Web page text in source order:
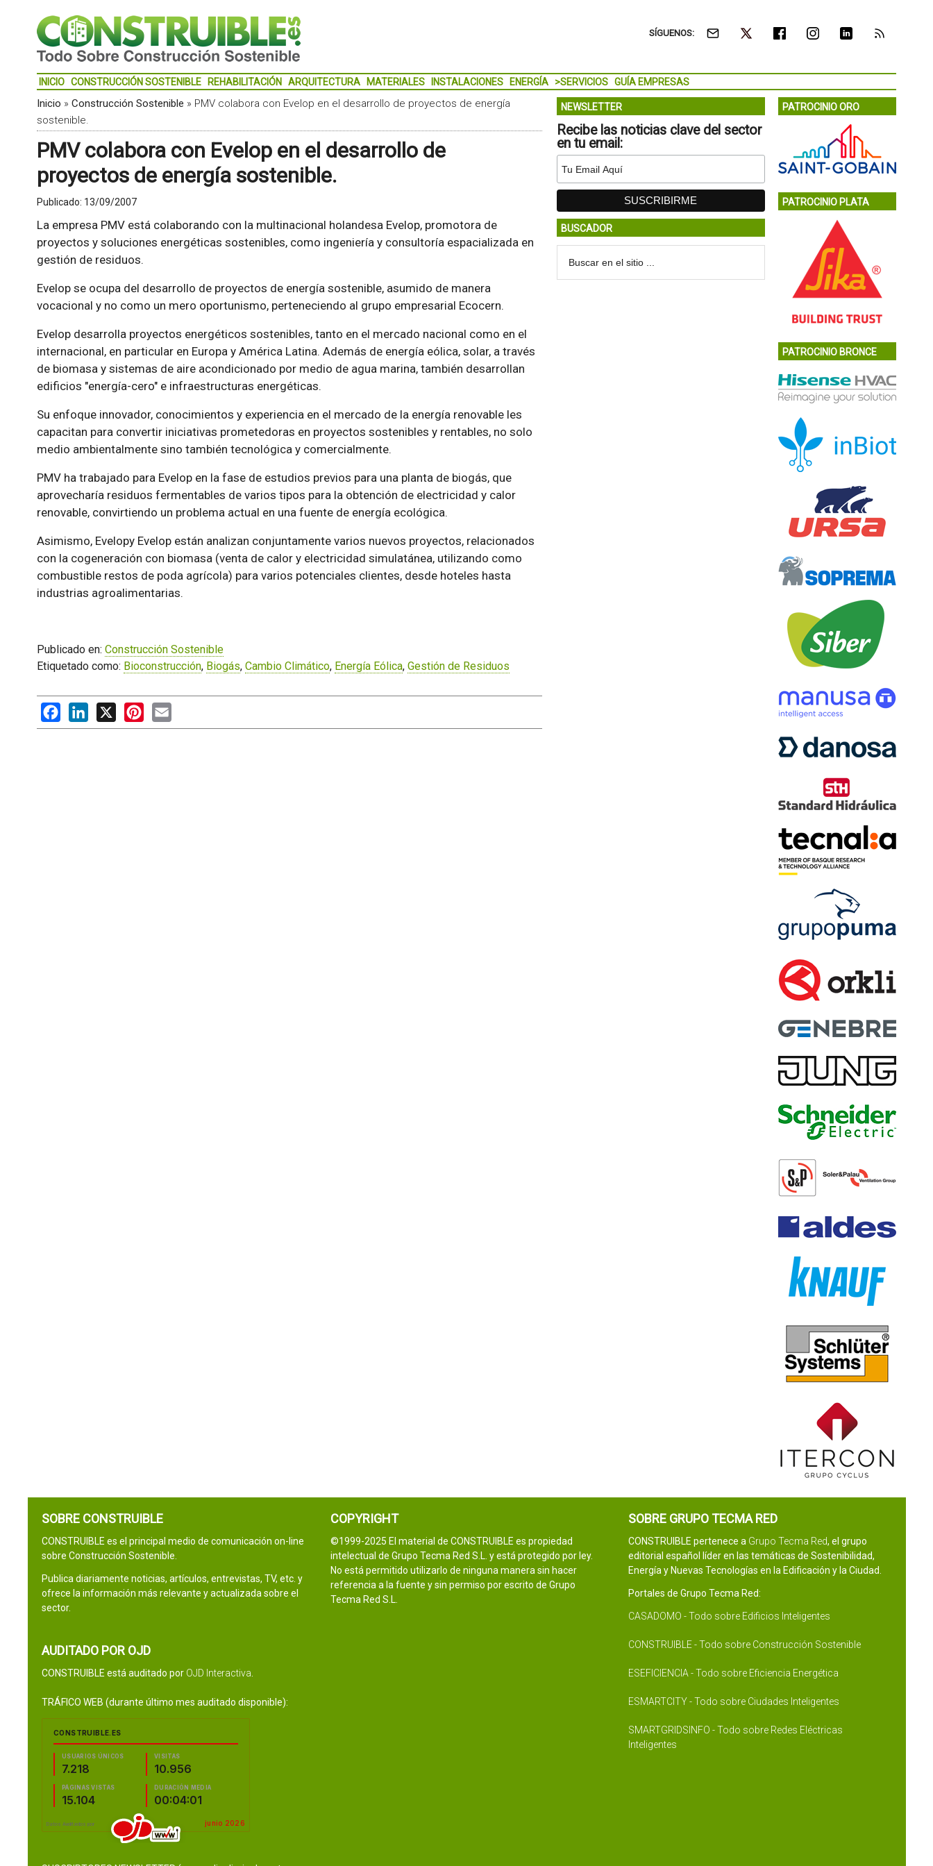
SÍGUENOS:
INICIO CONSTRUCCIÓN SOSTENIBLE REHABILITACIÓN ARQUITECTURA MATERIALES INSTALACIONES ENERGÍA >SERVICIOS GUÍA EMPRESAS
Inicio » Construcción Sostenible » PMV colabora con Evelop en el desarrollo de proyectos de energía
sostenible.
PMV colabora con Evelop en el desarrollo de
proyectos de energía sostenible.
Publicado: 13/09/2007
La empresa PMV está colaborando con la multinacional holandesa Evelop, promotora de
proyectos y soluciones energéticas sostenibles, como ingeniería y consultoría espacializada en
gestión de residuos.
Evelop se ocupa del desarrollo de proyectos de energía sostenible, asumido de manera
vocacional y no como un mero oportunismo, perteneciendo al grupo empresarial Ecocern.
Evelop desarrolla proyectos energéticos sostenibles, tanto en el mercado nacional como en el
internacional, en particular en Europa y América Latina. Además de energía eólica, solar, a través
de biomasa y sistemas de aire acondicionado por medio de agua marina, también desarrollan
edificios "energía-cero" e infraestructuras energéticas.
Su enfoque innovador, conocimientos y experiencia en el mercado de la energía renovable les
capacitan para convertir iniciativas prometedoras en proyectos sostenibles y rentables, no solo
medio ambientalmente sino también tecnológica y comercialmente.
PMV ha trabajado para Evelop en la fase de estudios previos para una planta de biogás, que
aprovecharía residuos fermentables de varios tipos para la obtención de electricidad y calor
renovable, convirtiendo un problema actual en una fuente de energía ecológica.
Asimismo, Evelopy Evelop están analizan conjuntamente varios nuevos proyectos, relacionados
con la cogeneración con biomasa (venta de calor y electricidad simulatánea, utilizando como
combustible restos de poda agrícola) para varios potenciales clientes, desde hoteles hasta
industrias agroalimentarias.
Publicado en: Construcción Sostenible
Etiquetado como: Bioconstrucción, Biogás, Cambio Climático, Energía Eólica, Gestión de Residuos
FacebookLinkedIn
X PinterestEmail
NEWSLETTER
Recibe las noticias clave del sector
en tu email:
BUSCADOR
PATROCINIO ORO
PATROCINIO PLATA
PATROCINIO BRONCE
SOBRE CONSTRUIBLE
CONSTRUIBLE es el principal medio de comunicación on-line
sobre Construcción Sostenible.
Publica diariamente noticias, artículos, entrevistas, TV, etc. y
ofrece la información más relevante y actualizada sobre el
sector.
AUDITADO POR OJD
CONSTRUIBLE está auditado por OJD Interactiva
TRÁFICO WEB (durante último mes auditado disponible):
COPYRIGHT
©1999-2025 El material de CONSTRUIBLE es propiedad
intelectual de Grupo Tecma Red S.L. y está protegido por ley.
No está permitido utilizarlo de ninguna manera sin hacer
referencia a la fuente y sin permiso por escrito de Grupo
Tecma Red S.L.
SOBRE GRUPO TECMA RED
CONSTRUIBLE pertenece a Grupo Tecma Red, el grupo
editorial español líder en las temáticas de Sostenibilidad,
Energía y Nuevas Tecnologías en la Edificación y la Ciudad.
Portales de Grupo Tecma Red:
CASADOMO - Todo sobre Edificios Inteligentes
CONSTRUIBLE - Todo sobre Construcción Sostenible
ESEFICIENCIA - Todo sobre Eficiencia Energética
ESMARTCITY - Todo sobre Ciudades Inteligentes
SMARTGRIDSINFO - Todo sobre Redes Eléctricas
Inteligentes